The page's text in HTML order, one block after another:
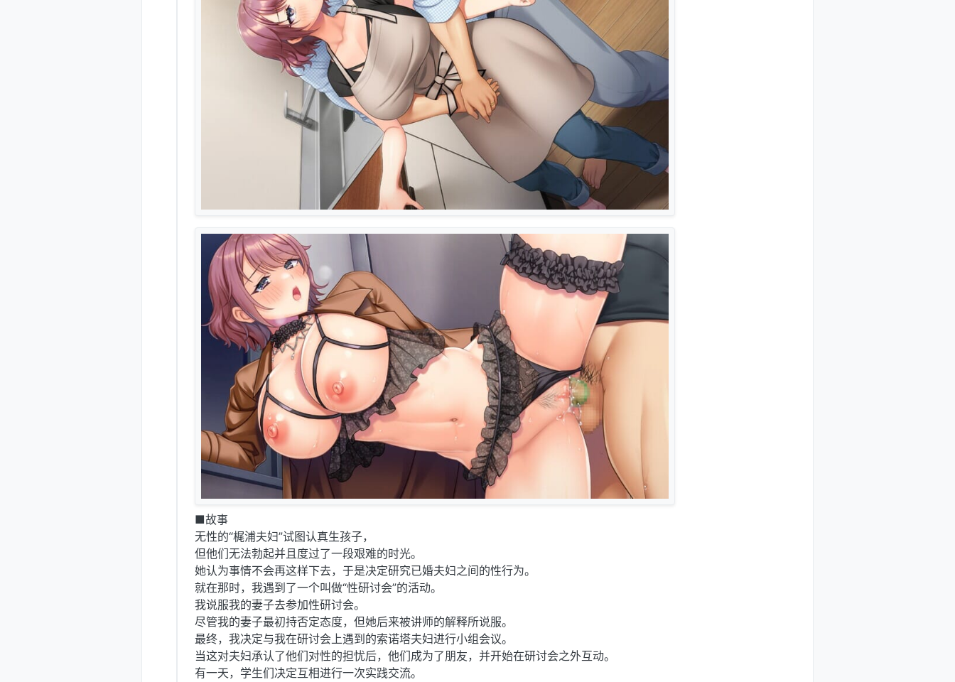
■故事
无性的“梶浦夫妇”试图认真生孩子，
但他们无法勃起并且度过了一段艰难的时光。
她认为事情不会再这样下去，于是决定研究已婚夫妇之间的性行为。
就在那时，我遇到了一个叫做“性研讨会”的活动。
我说服我的妻子去参加性研讨会。
尽管我的妻子最初持否定态度，但她后来被讲师的解释所说服。
最终，我决定与我在研讨会上遇到的索诺塔夫妇进行小组会议。
当这对夫妇承认了他们对性的担忧后，他们成为了朋友，并开始在研讨会之外互动。
有一天，学生们决定互相进行一次实践交流。